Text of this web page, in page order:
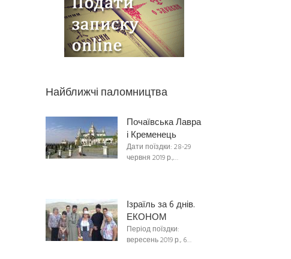
Найближчі паломництва
Почаївська Лавра
і Кременець
Дати поїздки: 28-29
червня 2019 р.,…
Ізраїль за 6 днів.
ЕКОНОМ
Період поїздки:
вересень 2019 р., 6…